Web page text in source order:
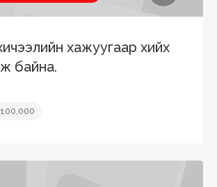
хажуугаар хийх
байна.